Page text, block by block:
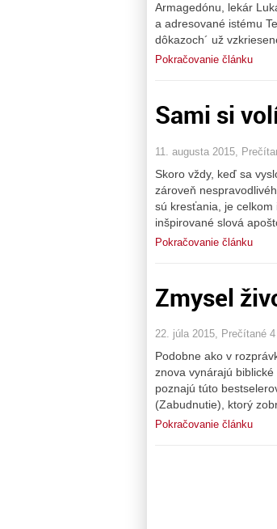
Armagedónu, lekár
a adresované istému
dôkazoch´ už
Pokračovanie článku
Sami si
11. augusta 2015,
Skoro vždy, keď sa
zároveň
sú kresťania, je celkom
inšpirované slová
Pokračovanie článku
Zmysel
22. júla 2015, Prečítané
Podobne ako v
znova vynárajú
poznajú túto
(Zabudnutie), ktorý
Pokračovanie článku